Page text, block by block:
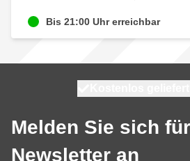
Bis 21:00 Uhr erreichbar
Melden Sie sich
Newsletter an